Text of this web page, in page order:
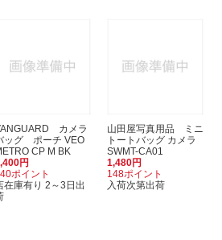
カメラ
ッグ ポーチ VEO
CP M BK
円
ポイント
在庫有り 2～3日出
山田屋写真用品 ミニ
トートバッグ カメラ
SWMT-CA01
1,480円
148ポイント
入荷次第出荷